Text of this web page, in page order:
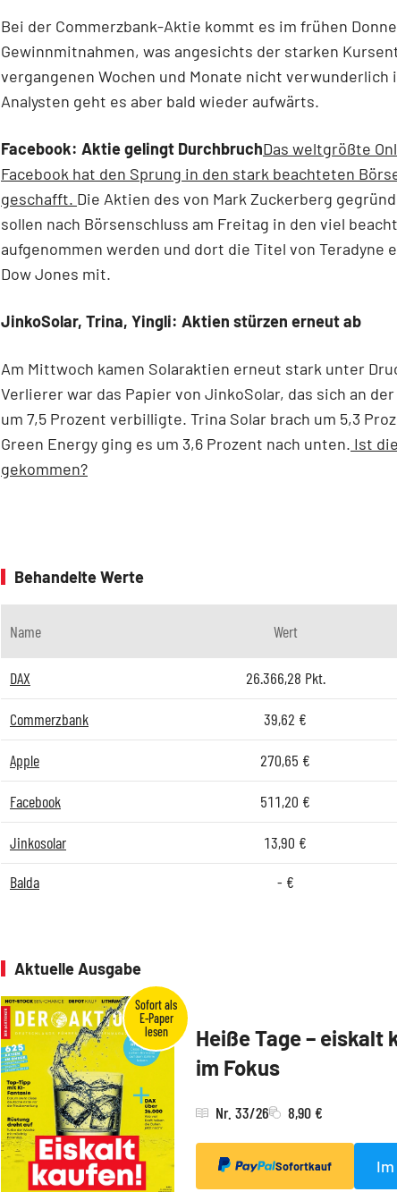
Bei der Commerzbank-Aktie kommt es im frühen
Gewinnmitnahmen, was angesichts der starken
vergangenen Wochen und Monate nicht verwunderlich
Analysten geht es aber bald wieder aufwärts.
Facebook: Aktie gelingt DurchbruchDas weltgrößte
Facebook hat den Sprung in den stark beachteten
geschafft. Die Aktien des von Mark Zuckerberg
sollen nach Börsenschluss am Freitag in den viel
aufgenommen werden und dort die Titel von Teradyne
Dow Jones mit.
JinkoSolar, Trina, Yingli: Aktien stürzen erneut ab
Am Mittwoch kamen Solaraktien erneut stark unter
Verlierer war das Papier von JinkoSolar, das sich an
um 7,5 Prozent verbilligte. Trina Solar brach um 5,3
Green Energy ging es um 3,6 Prozent nach unten. Ist
gekommen?
Behandelte Werte
Name Wert
DAX 26.366,28 Pkt.
Commerzbank 39,62 €
Apple 270,65 €
Facebook 511,20 €
Jinkosolar 13,90 €
Balda
- €
Aktuelle Ausgabe
Heiße Tage – eiskalt
im Fokus
Nr. 33/26 8,90 €
Sofortkauf